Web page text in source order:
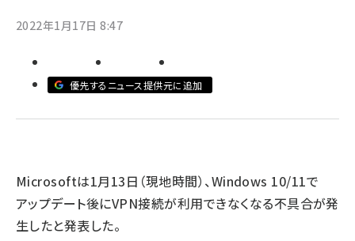
genai (1477)
2022年1月17日 8:47
優先するニュース提供元に追加
Microsoftは1月13日（現地時間）、Windows 10/11で
アップデート後にVPN接続が利用できなくなる不具合が発
生したと発表した。